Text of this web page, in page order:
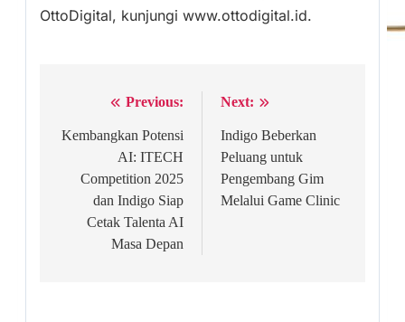
OttoDigital, kunjungi www.ottodigital.id.
navigation
Previous:
Kembangkan Potensi
AI: ITECH
Competition 2025
dan Indigo Siap
Cetak Talenta AI
Masa Depan
Next:
Indigo Beberkan
Peluang untuk
Pengembang Gim
Melalui Game Clinic